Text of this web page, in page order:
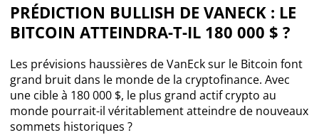
Actualité Ethereum
Actualité Altcoins
Actualité NFT
PRÉDICTION BULLISH DE VANECK : LE
BITCOIN ATTEINDRA-T-IL 180 000 $ ?
Les prévisions haussières de VanEck sur le Bitcoin font
grand bruit dans le monde de la cryptofinance. Avec
une cible à 180 000 $, le plus grand actif crypto au
monde pourrait-il véritablement atteindre de nouveaux
sommets historiques ?